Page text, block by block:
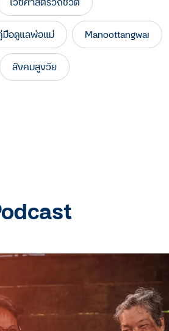
มือดูแลพ่อแม่ Manoottangwai
สังคมสูงวัย